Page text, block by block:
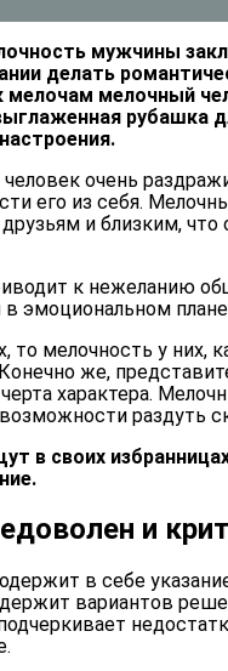
мужчины
делать
мелочный
рубашка
очень
его из себя.
и близким,
к нежеланию
эмоциональном
то мелочность у них,
же,
черта характера.
раздуть
в своих
и
в себе
вариантов